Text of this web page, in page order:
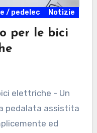
/ pedelec Notizie
per le bici
elettriche - Un
pedalata assistita
ed